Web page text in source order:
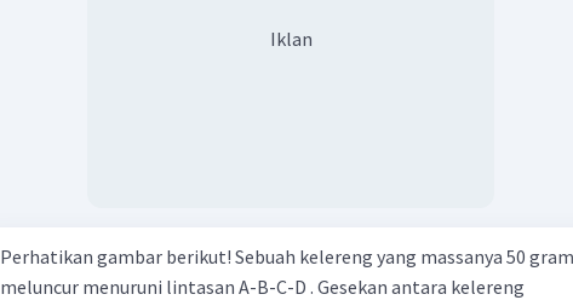
Iklan
Perhatikan gambar berikut! Sebuah kelereng yang massanya 50 gram
meluncur menuruni lintasan A-B-C-D . Gesekan antara kelereng